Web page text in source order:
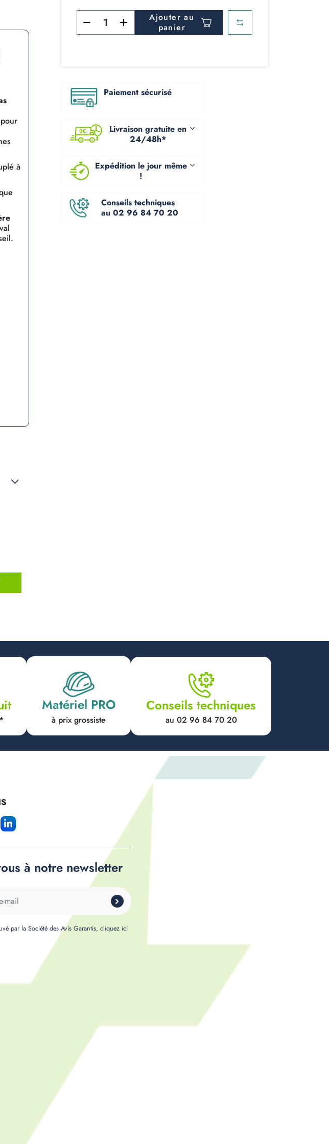
Ajouter au
panier
Paiement sécurisé
Livraison gratuite en
24/48h*
Expédition le jour même
!
Conseils techniques
au 02 96 84 70 20
à
Matériel PRO
à prix grossiste
Conseils techniques
au 02 96 84 70 20
à notre newsletter
par la Société des Avis Garantis,cliquez ici